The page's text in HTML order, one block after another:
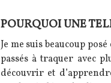
Texte
POURQUOI UNE
Je me suis beaucoup
passés à traquer avec
découvrir et